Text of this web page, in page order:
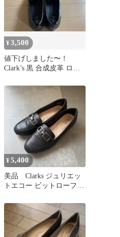
¥3,500
値下げしました〜！
Clark’s 黒 合成皮革 ロー
¥5,400
美品 Clarks ジュリエッ
トエコー ビットローファ